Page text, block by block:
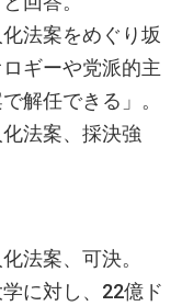
法案をめぐり坂
ギーや党派的主
解任できる」。
法案、採決強
法案、可決。
に対し、22億ド